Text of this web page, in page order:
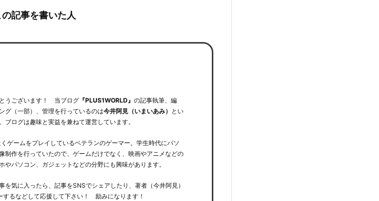
の記事を書いた人
うございます！ 当ブログ『PLUS1WORLD』 の記事執筆、編
グ（一部）、管理を行っているのは今井阿見（いまいあみ） とい
ブログは趣味と実益を兼ねて運営しています。
ゲームをプレイしているベテランのゲーマー。学生時代にパソ
制作を行っていたので、ゲームだけでなく、映画やアニメなどの
やパソコン、ガジェットなどの分野にも興味があります。
を気に入ったら、記事をSNSでシェアしたり、著者（今井阿見）
するなどして応援して下さい！ 励みになります！